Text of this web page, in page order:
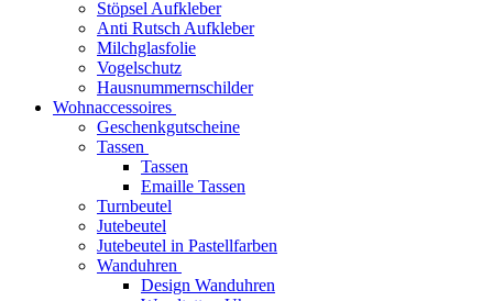
Stöpsel Aufkleber
Anti Rutsch Aufkleber
Milchglasfolie
Vogelschutz
Hausnummernschilder
Wohnaccessoires
Geschenkgutscheine
Tassen
Tassen
Emaille Tassen
Turnbeutel
Jutebeutel
Jutebeutel in Pastellfarben
Wanduhren
Design Wanduhren